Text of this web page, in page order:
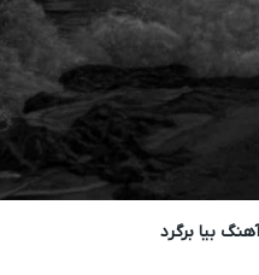
بیا برگرد